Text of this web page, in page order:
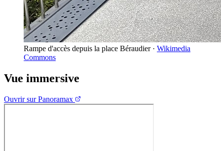
Rampe d'accès depuis la place Béraudier · Wikimedia
Commons
Vue immersive
Ouvrir sur Panoramax